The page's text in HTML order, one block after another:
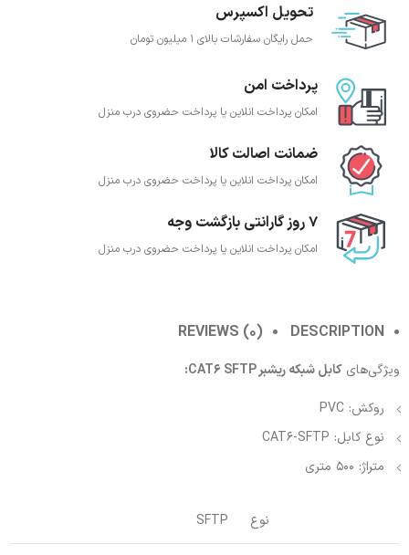
تحویل اکسپرس
حمل رایگان سفارشات بالای 1 میلیون تومان
پرداخت امن
امکان پرداخت انلاین یا پرداخت حضروی درب منزل
ضمانت اصالت کالا
امکان پرداخت انلاین یا پرداخت حضروی درب منزل
7 روز گارانتی بازگشت وجه
امکان پرداخت انلاین یا پرداخت حضروی درب منزل
DESCRIPTION
REVIEWS (0)
ویژگی‌‌‌هایکابل شبکه ریشبر CAT6 SFTP:
روکش: PVC
نوع کابل: CAT6-SFTP
متراژ: 500 متری
نوع SFTP